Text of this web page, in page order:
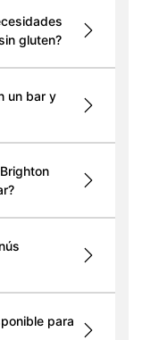
gluten?
un bar y
para